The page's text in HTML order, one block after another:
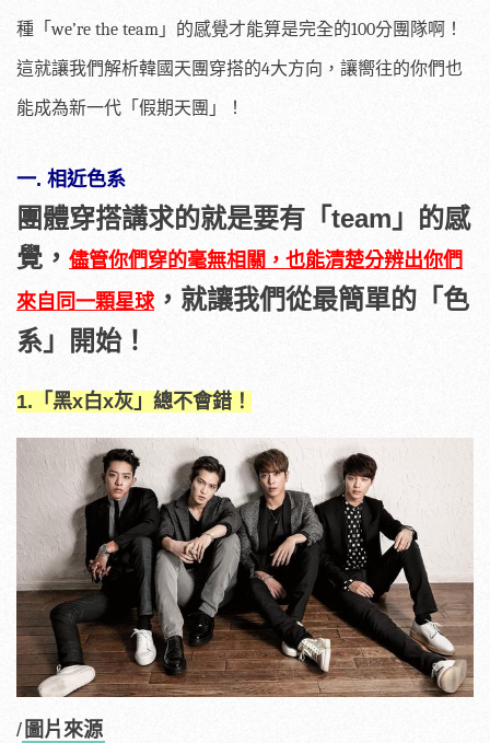
種「we’re the team 」的感覺才能算是完全的100分團隊啊！
這就讓我們解析韓國天團穿搭的4大方向，讓嚮往的你們也
能成為新一代「假期天團」！
一. 相近色系
團體穿搭講求的就是要有「team」的感
覺， 儘管你們穿的毫無相關，也能清楚分辨出你們
來自同一顆星球 ，就讓我們從最簡單的「色
系」開始！
1.「黑x白x灰」總不會錯！
/ 圖片來源